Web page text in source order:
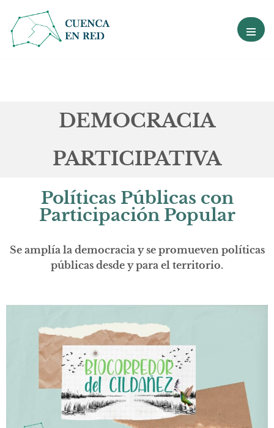
Ir
al
DEMOCRACIA
PARTICIPATIVA
Políticas Públicas con
Participación Popular
Se amplía la democracia y se promueven políticas
públicas desde y para el territorio.